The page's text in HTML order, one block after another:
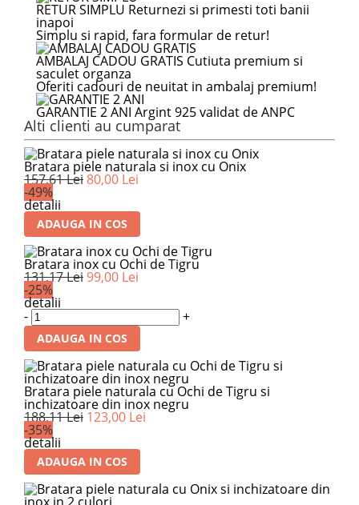
RETUR SIMPLU Returnezi si primesti toti banii
inapoi
Simplu si rapid, fara formular de retur!
AMBALAJ CADOU GRATIS Cutiuta premium si
saculet organza
Oferiti cadouri de neuitat in ambalaj premium!
GARANTIE 2 ANI Argint 925 validat de ANPC
Alti clienti au cumparat
Bratara piele naturala si inox cu Onix
157,61 Lei 80,00 Lei
-49%
detalii
ADAUGA IN COS
Bratara inox cu Ochi de Tigru
131,17 Lei 99,00 Lei
-25%
detalii
- +
ADAUGA IN COS
Bratara piele naturala cu Ochi de Tigru si
inchizatoare din inox negru
188,11 Lei 123,00 Lei
-35%
detalii
ADAUGA IN COS